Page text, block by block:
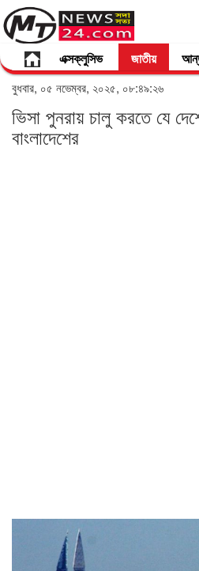
এক্সক্লুসিভ জাতীয়
বুধবার, ০৫ নভেম্বর, ২০২৫, ০৮:৪৯:২৬
ভিসা পুনরায় চালু করতে যে
বাংলাদেশের